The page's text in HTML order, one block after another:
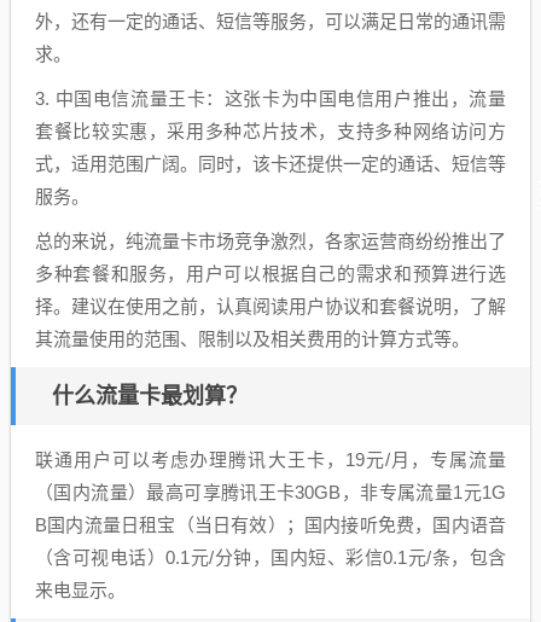
外，还有一定的通话、短信等服务，可以满足日常的通讯需
求。
3. 中国电信流量王卡：这张卡为中国电信用户推出，流量
套餐比较实惠，采用多种芯片技术，支持多种网络访问方
式，适用范围广阔。同时，该卡还提供一定的通话、短信等
服务。
总的来说，纯流量卡市场竞争激烈，各家运营商纷纷推出了
多种套餐和服务，用户可以根据自己的需求和预算进行选
择。建议在使用之前，认真阅读用户协议和套餐说明，了解
其流量使用的范围、限制以及相关费用的计算方式等。
什么流量卡最划算？
联通用户可以考虑办理腾讯大王卡，19元/月，专属流量
（国内流量）最高可享腾讯王卡30GB，非专属流量1元1G
B国内流量日租宝（当日有效）；国内接听免费，国内语音
（含可视电话）0.1元/分钟，国内短、彩信0.1元/条，包含
来电显示。